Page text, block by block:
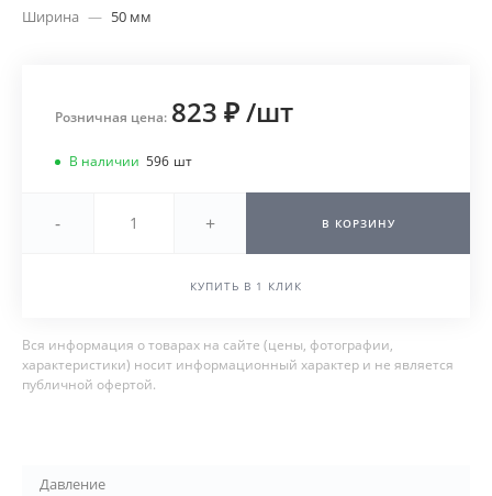
Ширина — 50 мм
Розничная цена: 823 ₽/шт
В наличии 596 шт
- + В КОРЗИНУ
КУПИТЬ В 1 КЛИК
Вся информация о товарах на сайте (цены, фотографии,
характеристики) носит информационный характер и не является
публичной офертой.
Давление